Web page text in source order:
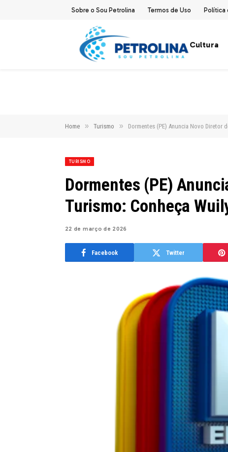
Sobre o Sou Petrolina Termos de Uso Política
Cultura
Home » Turismo » Dormentes (PE) Anuncia Novo Diretor
TURISMO
Dormentes (PE)
Turismo: Conheça
22 de março de 2026
Facebook Twitter